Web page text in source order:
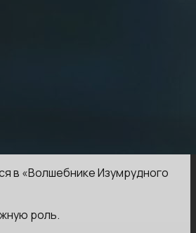
в «Волшебнике Изумрудного
роль.